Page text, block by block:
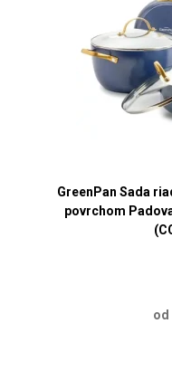
GreenPan Sada
povrchom
od